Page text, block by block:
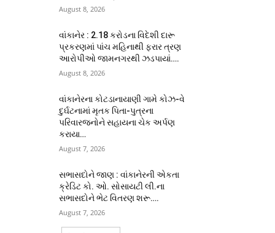
August 8, 2026
વાંકાનેર : 2.18 કરોડના વિદેશી દારૂ
પ્રકરણમાં પાંચ મહિનાથી ફરાર ત્રણ
આરોપીઓ જામનગરથી ઝડપાયાં….
August 8, 2026
વાંકાનેરના કોટડાનાયાણી ગામે કોઝ-વે
દુર્ઘટનામાં મૃતક પિતા-પુત્રના
પરિવારજનોને સહાયના ચેક અર્પણ
કરાયા…
August 7, 2026
સભાસદોને જાણ : વાંકાનેરની એકતા
ક્રેડિટ કો. ઓ. સોસાયટી લી.ના
સભાસદોને ભેટ વિતરણ શરૂ….
August 7, 2026